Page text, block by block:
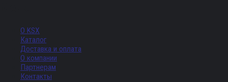
О KSX
Каталог
Доставка и оплата
О компании
Партнерам
Контакты